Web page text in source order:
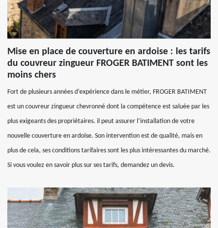
Mise en place de couverture en ardoise : les tarifs
du couvreur zingueur FROGER BATIMENT sont les
moins chers
Fort de plusieurs années d’expérience dans le métier, FROGER BATIMENT
est un couvreur zingueur chevronné dont la compétence est saluée par les
plus exigeants des propriétaires. il peut assurer l’installation de votre
nouvelle couverture en ardoise. Son intervention est de qualité, mais en
plus de cela, ses conditions tarifaires sont les plus intéressantes du marché.
Si vous voulez en savoir plus sur ses tarifs, demandez un devis.